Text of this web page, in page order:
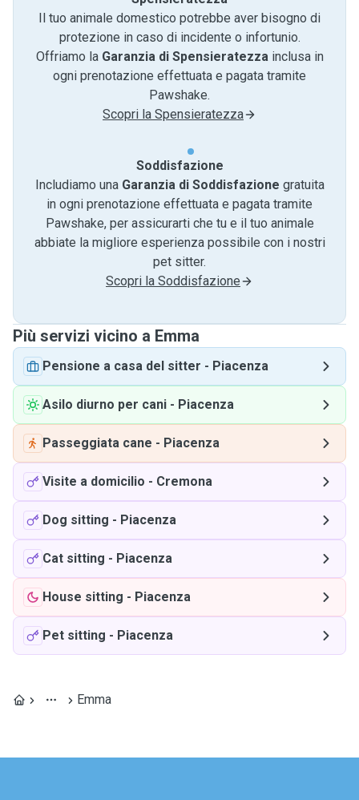
Il tuo animale domestico potrebbe aver bisogno di
protezione in caso di incidente o infortunio.
Offriamo la Garanzia di Spensieratezzainclusa in
ogni prenotazione effettuata e pagata tramite
Pawshake.
Scopri la Spensieratezza
Soddisfazione
Includiamo una Garanzia di Soddisfazione gratuita
in ogni prenotazione effettuata e pagata tramite
Pawshake, per assicurarti che tu e il tuo animale
abbiate la migliore esperienza possibile con i nostri
pet sitter.
Scopri la Soddisfazione
Più servizi vicino a Emma
Pensione a casa del sitter - Piacenza
Asilo diurno per cani - Piacenza
Passeggiata cane - Piacenza
Visite a domicilio - Cremona
Dog sitting - Piacenza
Cat sitting - Piacenza
House sitting - Piacenza
Pet sitting - Piacenza
Emma